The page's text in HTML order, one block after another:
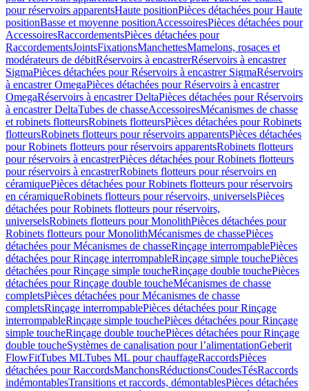
pour réservoirs apparentsHaute positionPièces détachées pour Haute
positionBasse et moyenne positionAccessoiresPièces détachées pour
AccessoiresRaccordementsPièces détachées pour
RaccordementsJointsFixationsManchettesMamelons, rosaces et
modérateurs de débitRéservoirs à encastrerRéservoirs à encastrer
SigmaPièces détachées pour Réservoirs à encastrer SigmaRéservoirs
à encastrer OmegaPièces détachées pour Réservoirs à encastrer
OmegaRéservoirs à encastrer DeltaPièces détachées pour Réservoirs
à encastrer DeltaTubes de chasseAccessoiresMécanismes de chasse
et robinets flotteursRobinets flotteursPièces détachées pour Robinets
flotteursRobinets flotteurs pour réservoirs apparentsPièces détachées
pour Robinets flotteurs pour réservoirs apparentsRobinets flotteurs
pour réservoirs à encastrerPièces détachées pour Robinets flotteurs
pour réservoirs à encastrerRobinets flotteurs pour réservoirs en
céramiquePièces détachées pour Robinets flotteurs pour réservoirs
en céramiqueRobinets flotteurs pour réservoirs, universelsPièces
détachées pour Robinets flotteurs pour réservoirs,
universelsRobinets flotteurs pour MonolithPièces détachées pour
Robinets flotteurs pour MonolithMécanismes de chassePièces
détachées pour Mécanismes de chasseRinçage interrompablePièces
détachées pour Rinçage interrompableRinçage simple touchePièces
détachées pour Rinçage simple toucheRinçage double touchePièces
détachées pour Rinçage double toucheMécanismes de chasse
completsPièces détachées pour Mécanismes de chasse
completsRinçage interrompablePièces détachées pour Rinçage
interrompableRinçage simple touchePièces détachées pour Rinçage
simple toucheRinçage double touchePièces détachées pour Rinçage
double toucheSystèmes de canalisation pour l’alimentationGeberit
FlowFitTubes MLTubes ML pour chauffageRaccordsPièces
détachées pour RaccordsManchonsRéductionsCoudesTésRaccords
indémontablesTransitions et raccords, démontablesPièces détachées